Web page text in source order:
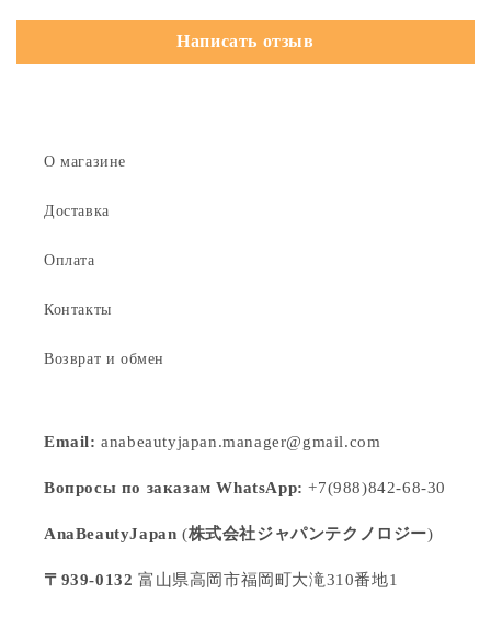
Написать отзыв
О магазине
Доставка
Оплата
Контакты
Возврат и обмен
Email:anabeautyjapan.manager@gmail.com
Вопросы по заказам WhatsApp:+7(988)842-68-30
AnaBeautyJapan (株式会社ジャパンテクノロジー)
〒939-0132 富山県高岡市福岡町大滝310番地1